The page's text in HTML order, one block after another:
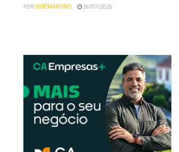
PORJOSÉ MARTINO 26/07/2026